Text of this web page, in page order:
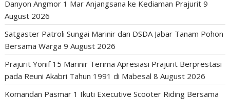
Danyon Angmor 1 Mar Anjangsana ke Kediaman Prajurit 9
August 2026
Satgaster Patroli Sungai Marinir dan DSDA Jabar Tanam Pohon
Bersama Warga 9 August 2026
Prajurit Yonif 15 Marinir Terima Apresiasi Prajurit Berprestasi
pada Reuni Akabri Tahun 1991 di Mabesal 8 August 2026
Komandan Pasmar 1 Ikuti Executive Scooter Riding Bersama